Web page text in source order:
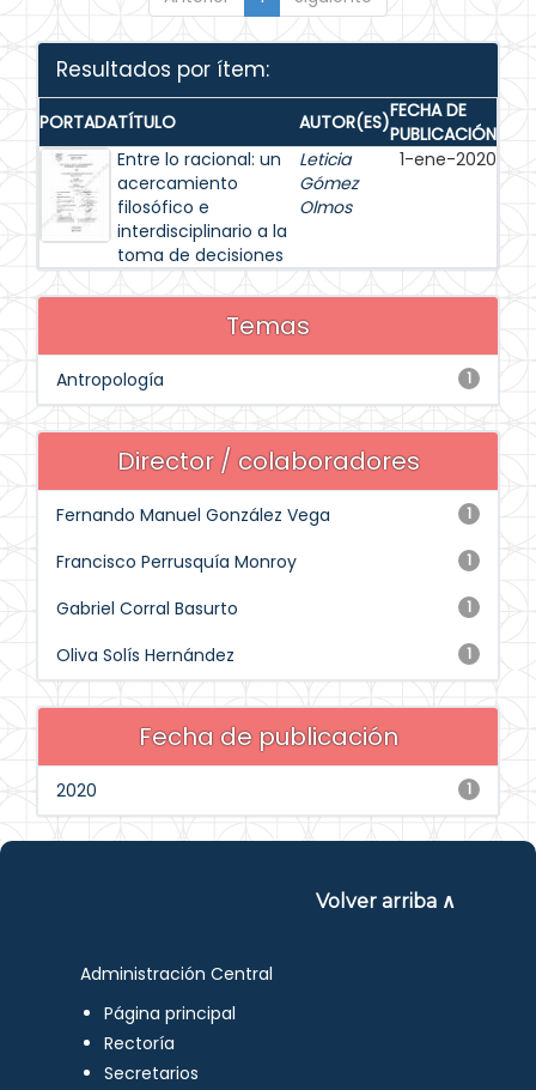
Resultados por ítem:
PORTADATÍTULO AUTOR(ES)FECHA DE
PUBLICACIÓN
Entre lo racional: un
acercamiento
filosófico e
interdisciplinario a la
toma de decisiones
Leticia
Gómez
Olmos
1-ene-2020
Temas
1
Antropología
Director / colaboradores
1
Fernando Manuel González Vega
1
Francisco Perrusquía Monroy
1
Gabriel Corral Basurto
1
Oliva Solís Hernández
Fecha de publicación
1
2020
Volver arriba ∧
Administración Central
Página principal
Rectoría
Secretarios